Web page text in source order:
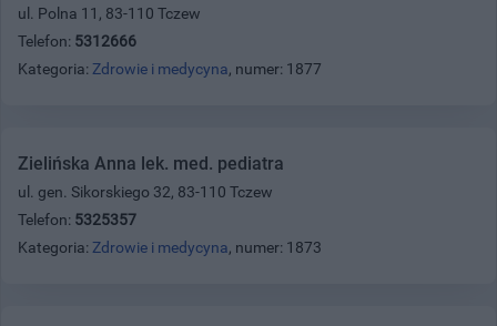
ul. Polna 11, 83-110 Tczew
Telefon: 5312666
Kategoria: Zdrowie i medycyna, numer: 1877
Zielińska Anna lek. med. pediatra
ul. gen. Sikorskiego 32, 83-110 Tczew
Telefon: 5325357
Kategoria: Zdrowie i medycyna, numer: 1873